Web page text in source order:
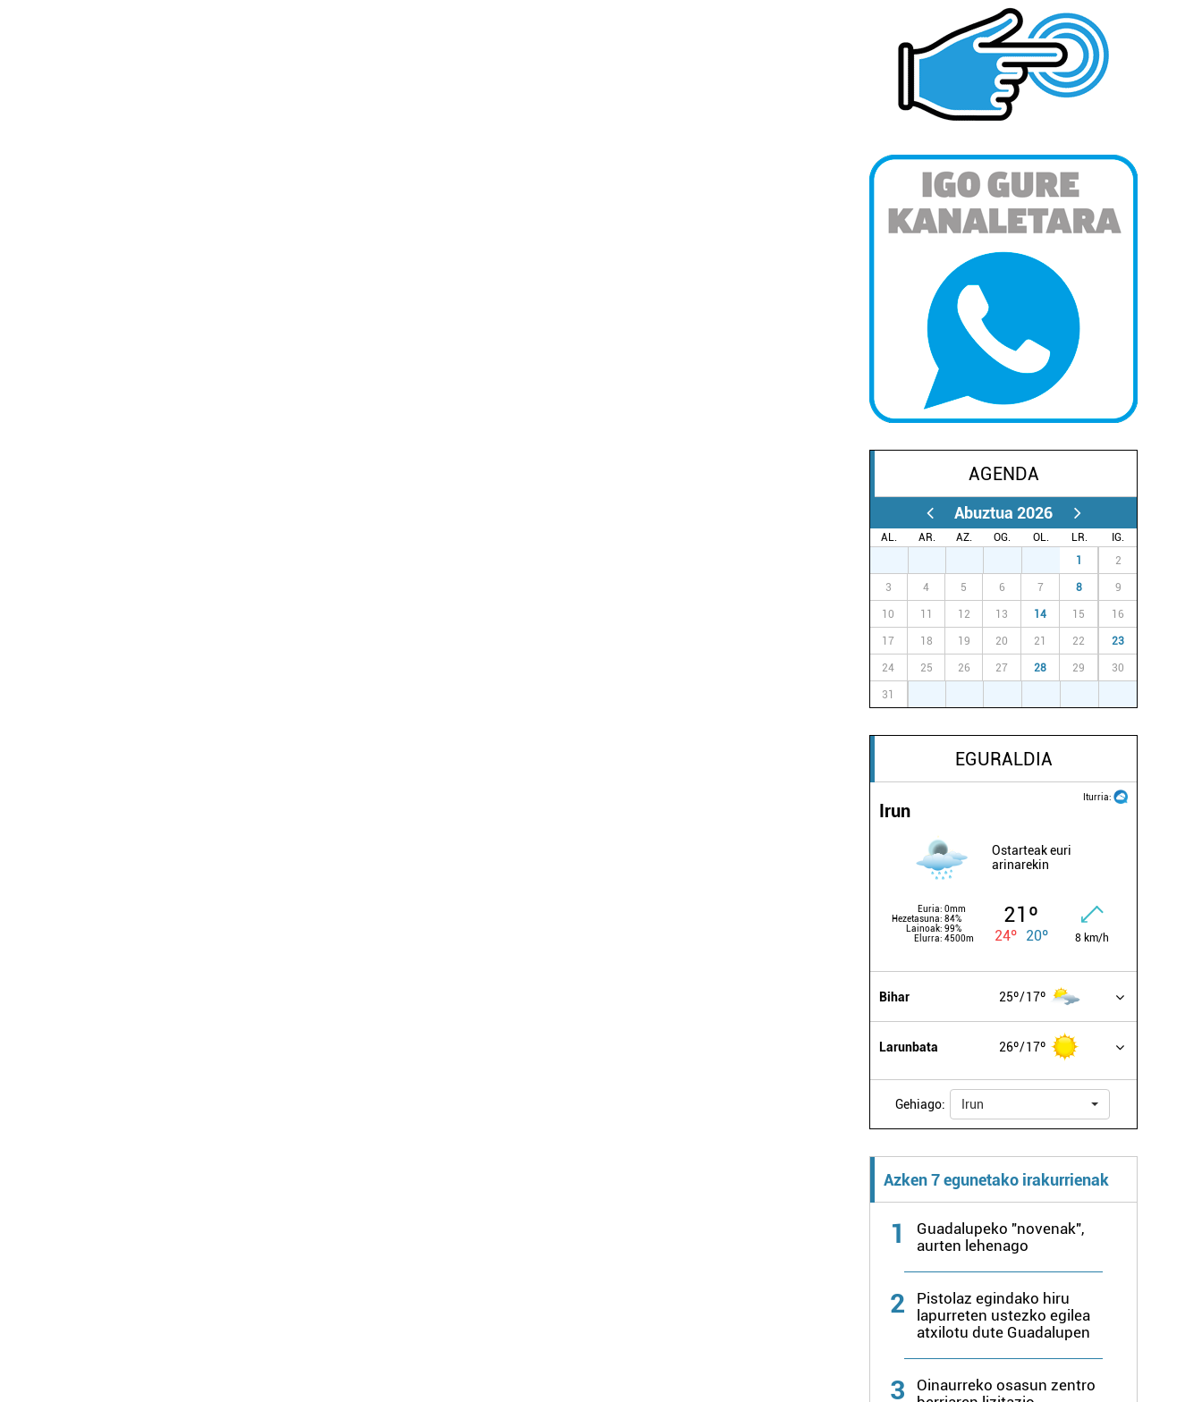
AGENDA
Abuztua 2026
AL. AR. AZ. OG. OL. LR.
IG.
1 2
3 4 5 6 7 8 9
10 11 12 13 14 15 16
17 18 19 20 21 22 23
24 25 26 27 28 29 30
31
EGURALDIA
Iturria:
Irun
Ostarteak euri
arinarekin
Euria: 0mm
Hezetasuna: 84%
Lainoak: 99%
Elurra: 4500m
21º
24º 20º 8 km/h
Bihar 25º 17º
Larunbata 26º 17º
Gehiago: Irun
Azken 7 egunetako irakurrienak
1
Guadalupeko "novenak",
aurten lehenago
2
Pistolaz egindako hiru
lapurreten ustezko egilea
atxilotu dute Guadalupen
3
Oinaurreko osasun zentro